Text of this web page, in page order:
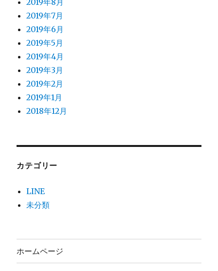
2019年8月
2019年7月
2019年6月
2019年5月
2019年4月
2019年3月
2019年2月
2019年1月
2018年12月
カテゴリー
LINE
未分類
ホームページ